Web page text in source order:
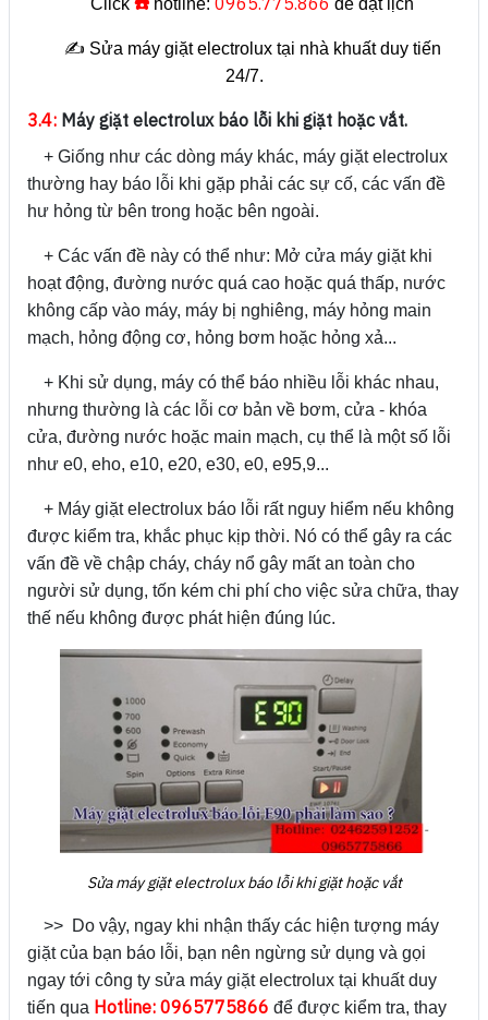
Click hotline: để đặt lịch
✍️ Sửa máy giặt electrolux tại nhà khuất duy tiến
24/7.
3.4: Máy giặt electrolux báo lỗi khi giặt hoặc vắt.
+ Giống như các dòng máy khác, máy giặt electrolux
thường hay báo lỗi khi gặp phải các sự cố, các vấn đề
hư hỏng từ bên trong hoặc bên ngoài.
+ Các vấn đề này có thể như: Mở cửa máy giặt khi
hoạt động, đường nước quá cao hoặc quá thấp, nước
không cấp vào máy, máy bị nghiêng, máy hỏng main
mạch, hỏng động cơ, hỏng bơm hoặc hỏng xả...
+ Khi sử dụng, máy có thể báo nhiều lỗi khác nhau,
nhưng thường là các lỗi cơ bản về bơm, cửa - khóa
cửa, đường nước hoặc main mạch, cụ thể là một số lỗi
như e0, eho, e10, e20, e30, e0, e95,9...
+ Máy giặt electrolux báo lỗi rất nguy hiểm nếu không
được kiểm tra, khắc phục kịp thời. Nó có thể gây ra các
vấn đề về chập cháy, cháy nổ gây mất an toàn cho
người sử dụng, tốn kém chi phí cho việc sửa chữa, thay
thế nếu không được phát hiện đúng lúc.
Sửa máy giặt electrolux báo lỗi khi giặt hoặc vắt
>> Do vậy, ngay khi nhận thấy các hiện tượng máy
giặt của bạn báo lỗi, bạn nên ngừng sử dụng và gọi
ngay tới công ty sửa máy giặt electrolux tại khuất duy
tiến qua Hotline: 0965775866 để được kiểm tra, thay